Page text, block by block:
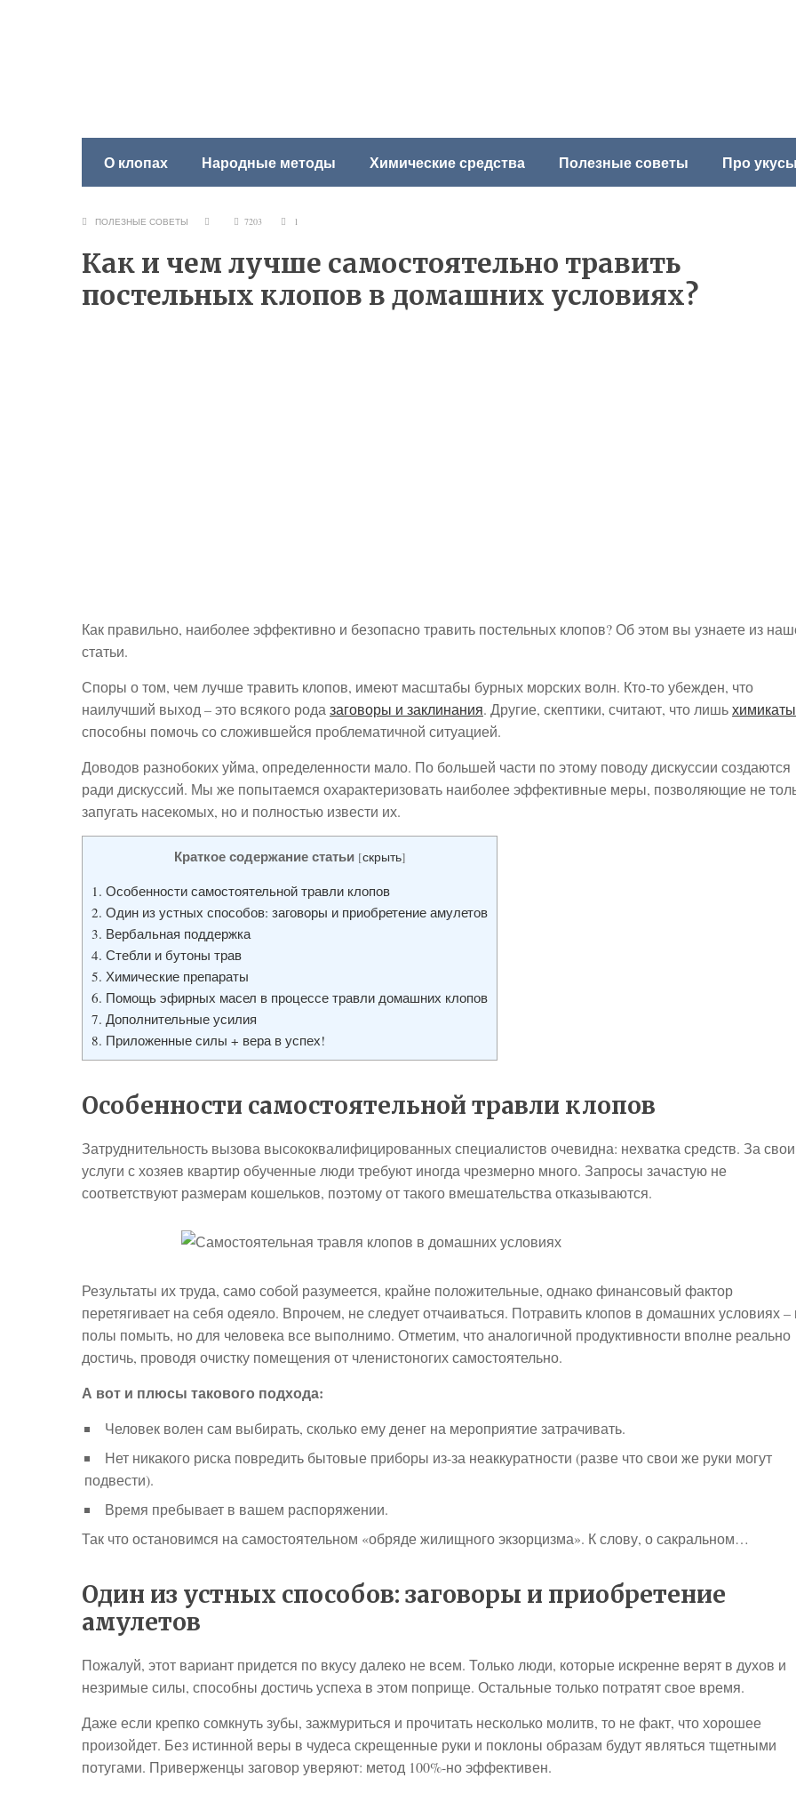
О клопах Народные методы Химические средства Полезные советы Про
ПОЛЕЗНЫЕ СОВЕТЫ 7203 1
Как и чем лучше самостоятельно травить
постельных клопов в домашних условиях?
Как правильно, наиболее эффективно и безопасно травить постельных клопов? Об этом вы узнаете из
статьи.
Споры о том, чем лучше травить клопов, имеют масштабы бурных морских волн. Кто-то убежден, что
наилучший выход – это всякого рода заговоры и заклинания. Другие, скептики, считают, что лишьхимикаты
способны помочь со сложившейся проблематичной ситуацией.
Доводов разнобоких уйма, определенности мало. По большей части по этому поводу дискуссии создаются
ради дискуссий. Мы же попытаемся охарактеризовать наиболее эффективные меры, позволяющие не
запугать насекомых, но и полностью извести их.
Краткое содержание статьи [скрыть]
1. Особенности самостоятельной травли клопов
2. Один из устных способов: заговоры и приобретение амулетов
3. Вербальная поддержка
4. Стебли и бутоны трав
5. Химические препараты
6. Помощь эфирных масел в процессе травли домашних клопов
7. Дополнительные усилия
8. Приложенные силы + вера в успех!
Особенности самостоятельной травли клопов
Затруднительность вызова высококвалифицированных специалистов очевидна: нехватка средств. За свои
услуги с хозяев квартир обученные люди требуют иногда чрезмерно много. Запросы зачастую не
соответствуют размерам кошельков, поэтому от такого вмешательства отказываются.
Результаты их труда, само собой разумеется, крайне положительные, однако финансовый фактор
перетягивает на себя одеяло. Впрочем, не следует отчаиваться. Потравить клопов в домашних условиях –
полы помыть, но для человека все выполнимо. Отметим, что аналогичной продуктивности вполне реально
достичь, проводя очистку помещения от членистоногих самостоятельно.
А вот и плюсы такового подхода:
Человек волен сам выбирать, сколько ему денег на мероприятие затрачивать.
Нет никакого риска повредить бытовые приборы из-за неаккуратности (разве что свои же руки могут
подвести).
Время пребывает в вашем распоряжении.
Так что остановимся на самостоятельном «обряде жилищного экзорцизма». К слову, о сакральном…
Один из устных способов: заговоры и приобретение
амулетов
Пожалуй, этот вариант придется по вкусу далеко не всем. Только люди, которые искренне верят в духов и
незримые силы, способны достичь успеха в этом поприще. Остальные только потратят свое время.
Даже если крепко сомкнуть зубы, зажмуриться и прочитать несколько молитв, то не факт, что хорошее
произойдет. Без истинной веры в чудеса скрещенные руки и поклоны образам будут являться тщетными
потугами. Приверженцы заговор уверяют: метод 100%-но эффективен.